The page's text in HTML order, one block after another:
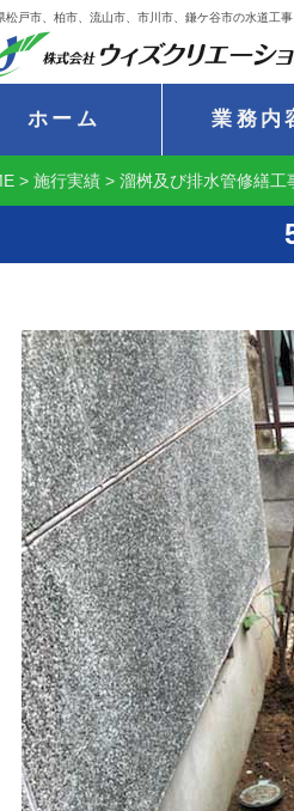
松戸市、柏市、流山市、市川市、鎌ケ谷市の水道工事
ホーム 業務内
> 施行実績 > 溜桝及び排水管修繕工